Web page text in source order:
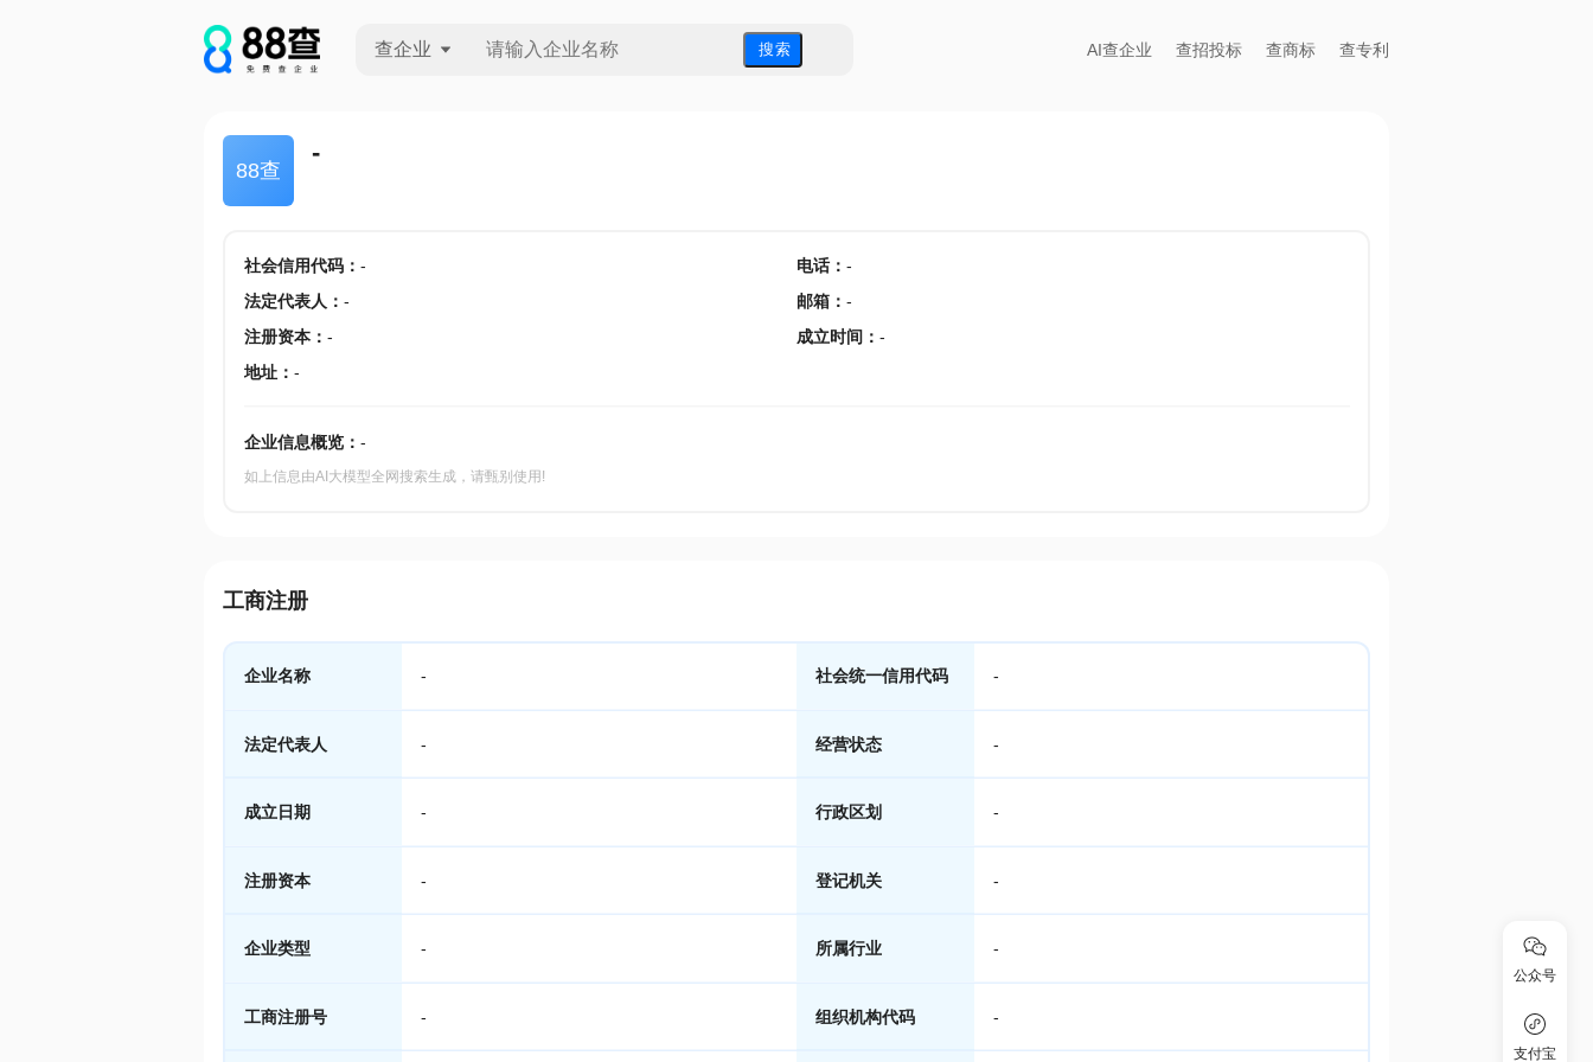
查企业 搜 索 AI查企业 查招投标 查商标 查专利
88查
-
社会信用代码： - 电话： -
法定代表人 ： - 邮箱 ： -
注册资本： - 成立时间 ： -
地址： -
企业信息概览： -
如上信息由AI大模型全网搜索生成，请甄别使用!
工商注册
企业名称 - 社会统一信用代码 -
法定代表人 - 经营状态 -
成立日期 - 行政区划 -
注册资本 - 登记机关 -
企业类型 - 所属行业 -
工商注册号 - 组织机构代码 -
公众号
支付宝